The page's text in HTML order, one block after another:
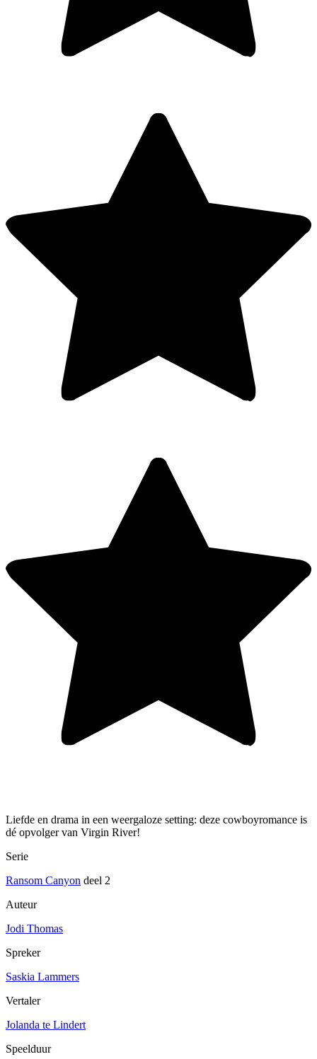
Liefde en drama in een weergaloze setting: deze cowboyromance is
dé opvolger van Virgin River!
Serie
Ransom Canyon deel 2
Auteur
Jodi Thomas
Spreker
Saskia Lammers
Vertaler
Jolanda te Lindert
Speelduur